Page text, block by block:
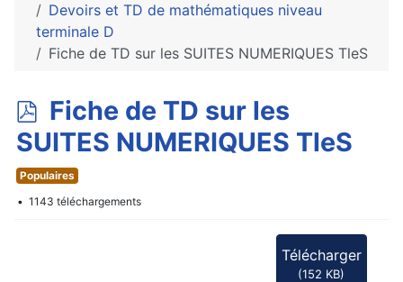
Devoirs et TD de mathématiques niveau
terminale D
Fiche de TD sur les SUITES NUMERIQUES TleS
p
d
f
Fiche de TD sur les
SUITES NUMERIQUES TleS
Populaires
1143 téléchargements
Télécharger
(152 KB)